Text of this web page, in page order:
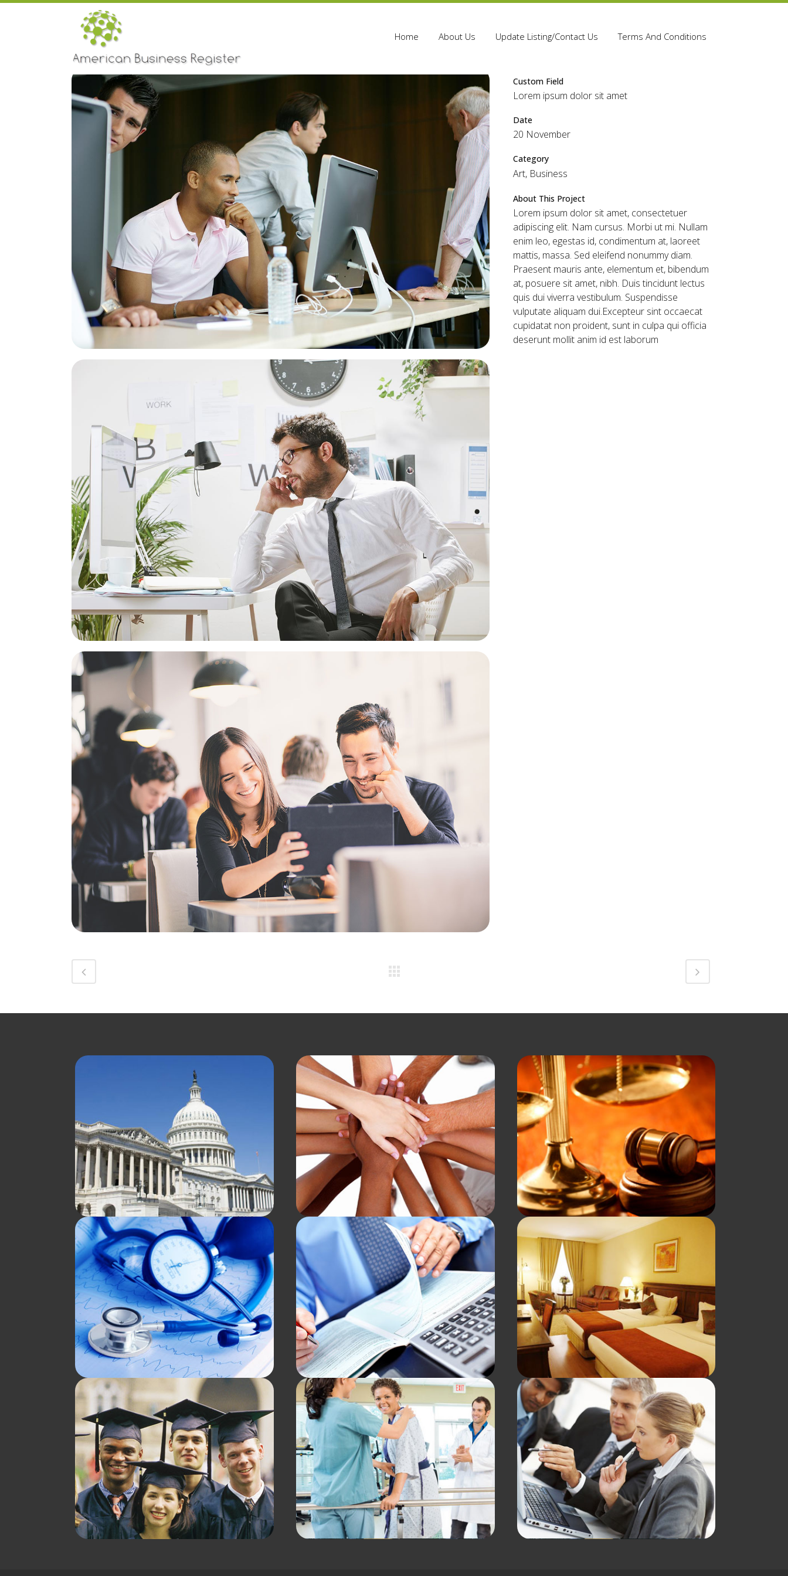
Home About Us Update Listing/Contact Us Terms And Conditions
Custom Field
Lorem ipsum dolor sit amet
Date
20 November
Category
Art, Business
About This Project
Lorem ipsum dolor sit amet, consectetuer
adipiscing elit. Nam cursus. Morbi ut mi. Nullam
enim leo, egestas id, condimentum at, laoreet
mattis, massa. Sed eleifend nonummy diam.
Praesent mauris ante, elementum et, bibendum
at, posuere sit amet, nibh. Duis tincidunt lectus
quis dui viverra vestibulum. Suspendisse
vulputate aliquam dui.Excepteur sint occaecat
cupidatat non proident, sunt in culpa qui officia
deserunt mollit anim id est laborum